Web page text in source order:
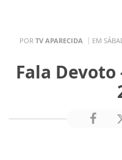
POR TV APARECIDA EM
Fala Devoto